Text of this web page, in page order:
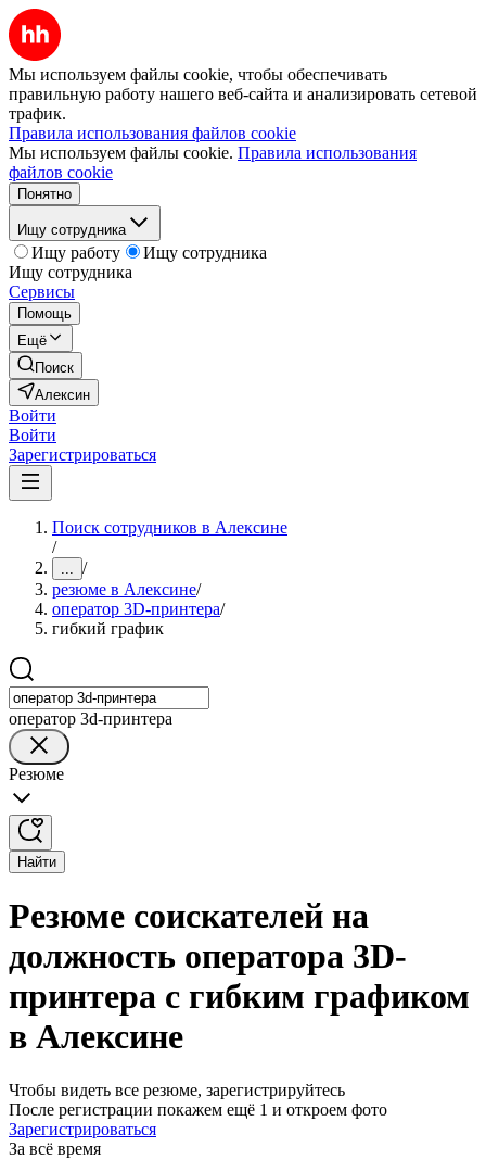
Мы используем файлы cookie, чтобы обеспечивать
правильную работу нашего веб-сайта и анализировать сетевой
трафик.
Правила использования файлов cookie
Мы используем файлы cookie. Правила использования
файлов cookie
Понятно
Ищу сотрудника
Ищу работу
Ищу сотрудника
Ищу сотрудника
Сервисы
Помощь
Ещё
Поиск
Алексин
Войти
Войти
Зарегистрироваться
Поиск сотрудников в Алексине
/
... /
резюме в Алексине/
оператор 3D-принтера/
гибкий график
оператор 3d-принтера
Резюме
Найти
Резюме соискателей на
должность оператора 3D-
принтера с гибким графиком
в Алексине
Чтобы видеть все резюме, зарегистрируйтесь
После регистрации покажем ещё 1 и откроем фото
Зарегистрироваться
За всё время